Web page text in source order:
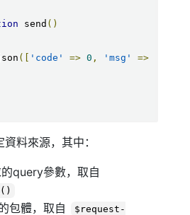
send ()
([ 'code' => 0 , 'msg'
=>
料來源，其中：
query參數，取自
包體，取自
$request-